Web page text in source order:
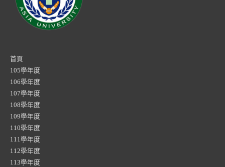
首頁
105學年度
106學年度
107學年度
108學年度
109學年度
110學年度
111學年度
112學年度
113學年度